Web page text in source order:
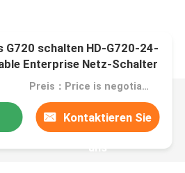
G720 schalten HD-G720-24-
Enterprise Netz-Schalter
Preis：Price is negotiable
Kontaktieren Sie
uns